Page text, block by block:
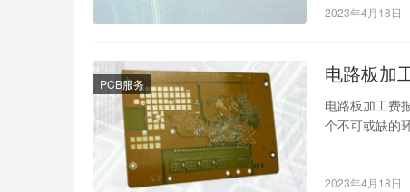
2023年4月18日
PCB服务 电路板加
电路板加工费
个不可或缺的
2023年4月18日